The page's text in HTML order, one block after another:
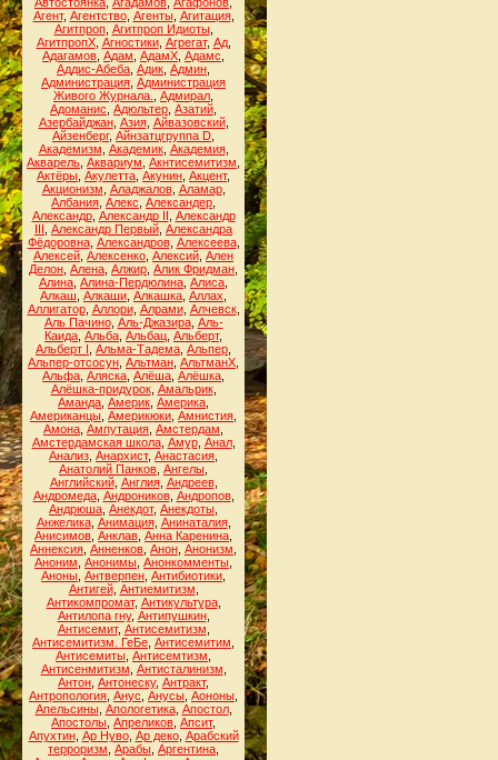
Агент, Агентство, Агенты, Агитация,
Агитпроп, Агитпроп Идиоты,
АгитпропХ, Агностики, Агрегат, Ад,
Адагамов Адам АдамХ Адамс
Аддис-Абеба Адик Админ
Администрация Администрация
Живого Журнала.
Адмирал
Адоманис Адюльтер Азатий
Азербайджан, Азия, Айвазовский,
Айзенберг, Айнзатцгруппа D
Академизм Академик, Академия,
Акварель Аквариум Акнтисемитизм
Актёры Акулетта Акунин Акцент,
Акционизм Аладжалов, Аламар,
Албания Алекс Александер
Александр, Александр II Александр
III Александр Первый Александра
Фёдоровна, Александров, Алексеева,
Алексей Алексенко Алексий Ален
Делон Алена Алжир Алик Фридман
Алина Алина-Пердюлина Алиса
Алкаш Алкаши Алкашка Аллах
Аллигатор, Аллори, Алрами, Алчевск,
Аль Пачино, Аль-Джазира, Аль-
Каида Альба Альбац Альберт,
Альберт I Альма-Тадема Альпер
Альпер-отсосун Альтман АльтманХ
Альфа Аляска Алёша Алёшка
Алёшка-придурок, Амальрик,
Аманда Америк Америка
Американцы Америкюки Амнистия
Амона Ампутация Амстердам
Амстердамская школа, Амур, Анал,
Анализ Анархист, Анастасия
Анатолий Панков Ангелы
Английский, Англия, Андреев,
Андромеда, Андроников, Андропов,
Андрюша Анекдот, Анекдоты
Анжелика, Анимация, Анинаталия,
Анисимов Анклав Анна Каренина
Аннексия Анненков Анон Анонизм
Аноним Анонимы Анонкомменты
Аноны Антверпен Антибиотики
Антигей, Антиемитизм
Антикомпромат, Антикультура,
Антилопа гну, Антипушкин,
Антисемит, Антисемитизм
Антисемитизм. ГеБе Антисемитим
Антисемиты Антисемтизм
Антисенмитизм Антисталинизм
Антон Антонеску, Антракт,
Антропология Анус Анусы Аононы
Апельсины, Апологетика, Апостол,
Апостолы Апреликов Апсит,
Апухтин, Ар Нуво, Ар деко, Арабский
терроризм Арабы Аргентина